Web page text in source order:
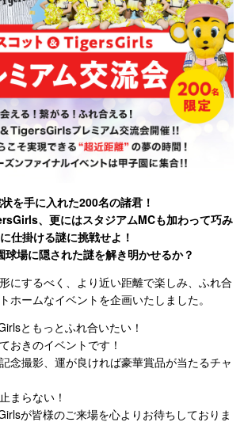
を手に入れた200名の諸君！
、更にはスタジアムMCも加わって巧み
に仕掛ける謎に挑戦せよ！
球場に隠された謎を解き明かせるか？
にするべく、より近い距離で楽しみ、ふれ合
ホームなイベントを企画いたしました。
ともっとふれ合いたい！
おきのイベントです！
念撮影、運が良ければ豪華賞品が当たるチャ
まらない！
が皆様のご来場を心よりお待ちしておりま